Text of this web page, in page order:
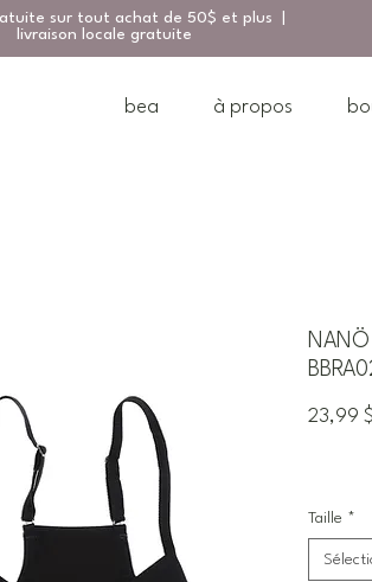
sur tout achat de 50$ et plus |
livraison locale gratuite
bea à propos
23,99 $
Taille *